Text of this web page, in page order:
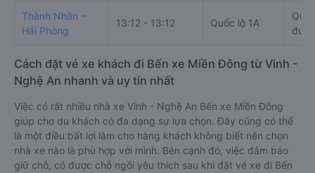
Thành Nhân -
Hải Phòng
13:12 - 13:12 Quốc lộ 1A
Cách đặt vé xe khách đi Bến xe Miền Đông từ Vinh -
Nghệ An nhanh và uy tín nhất
Việc có rất nhiều nhà xe Vinh - Nghệ An Bến xe Miền Đông
giúp cho du khách có đa dạng sự lựa chọn. Đây cũng có thể
là một điều bất lợi làm cho hàng khách không biết nên chọn
nhà xe nào là phù hợp với mình. Bên cạnh đó, việc đảm bảo
giữ chỗ, có được chỗ ngồi yêu thích sau khi đặt vé xe đi Bến